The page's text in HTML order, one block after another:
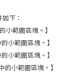
下：
小範圍區塊。】
小範圍區塊。】
小範圍區塊。】
小範圍區塊。】